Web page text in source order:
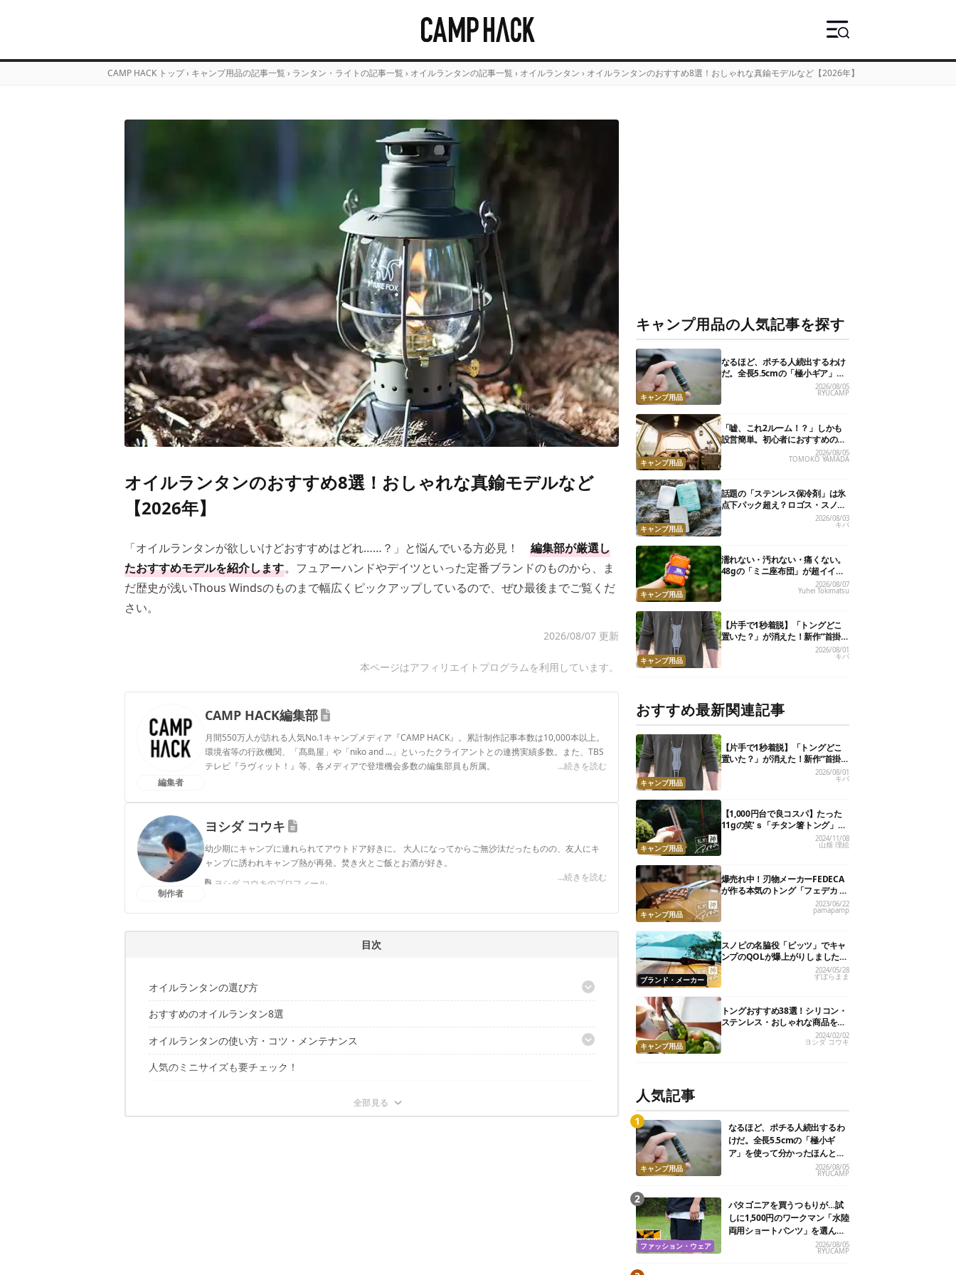
CAMP HACK トップ › キャンプ用品の記事一覧 › ランタン・ライトの記事一覧 › オイルランタンの記事一覧 › オイルランタン › オイルランタンのおすすめ8選！おしゃれな真鍮モデルなど【2026年】
オイルランタンのおすすめ8選！おしゃれな真鍮モデルなど
【2026年】
「オイルランタンが欲しいけどおすすめはどれ……？」と悩んでいる方必見！ 編集部が厳選し
たおすすめモデルを紹介します。フュアーハンドやデイツといった定番ブランドのものから、ま
だ歴史が浅いThous Windsのものまで幅広くピックアップしているので、ぜひ最後までご覧くだ
さい。
2026/08/07 更新
本ページはアフィリエイトプログラムを利用しています。
編集者
CAMP HACK編集部
月間550万人が訪れる人気No.1キャンプメディア『CAMP HACK』。累計制作記事本数は10,000本以上。
環境省等の行政機関、「髙島屋」や「niko and ...」といったクライアントとの連携実績多数。また、TBS
テレビ『ラヴィット！』等、各メディアで登壇機会多数の編集部員も所属。
...続きを読む
制作者
ヨシダ コウキ
幼少期にキャンプに連れられてアウトドア好きに。 大人になってからご無沙汰だったものの、友人にキ
ャンプに誘われキャンプ熱が再発。焚き火とご飯とお酒が好き。
...続きを読む
ヨシダ コウキのプロフィール
目次
オイルランタンの選び方
1. 明るさを目的にするなら、6ルクス以上を選ぼう
2. 手軽な「非加圧式」か、手間を楽しむ「加圧式」か
3. 灯油やパラフィンオイルなど燃料を確認しよう
4. タンク容量は1泊2日なら100mlを目安に
5. 芯は主流の平か、光のやわらかい棒か
おすすめのオイルランタン8選
オイルランタンの使い方・コツ・メンテナンス
点け方
メンテナンス
人気のミニサイズも要チェック！
オイルランタンの人気売れ筋ランキング
キャンプ用品の人気記事を探す
キャンプ用品
なるほど、ポチる人続出するわけ
だ。全長5.5cmの「極小ギア」を
使って分かったほんとの魅力2026/08/05
RYUCAMP
キャンプ用品
「嘘、これ2ルーム！？」しかも
設営簡単。初心者におすすめの最
新“おしゃれ広々テント”7選2026/08/05
TOMOKO YAMADA
キャンプ用品
話題の「ステンレス保冷剤」は氷
点下パック超え？ロゴス・スノー
ピーク・爆売れノーブランド品を
比べてみた
2026/08/03
キバ
キャンプ用品
濡れない・汚れない・痛くない。
48gの「ミニ座布団」が超イイ具
合
2026/08/07
Yuhei Tokimatsu
キャンプ用品
【片手で1秒着脱】「トングどこ
置いた？」が消えた！新作“首掛
けトング”、男心くすぐるギミッ
2026/08/01
キバ
おすすめ最新関連記事
キャンプ用品
【片手で1秒着脱】「トングどこ
置いた？」が消えた！新作“首掛
けトング”、男心くすぐるギミッ
2026/08/01
キバ
キャンプ用品
【1,000円台で良コスパ】たった
11gの笑’ｓ「チタン箸トング」
が、キャンプ飯のストレスを解消
2024/11/08
山畑 理絵
キャンプ用品
爆売れ中！刃物メーカーFEDECA
が作る本気のトング「フェデカ ク
レバートング」【私的神アイテ
2023/06/22
pamapamp
ブランド・メーカー
スノピの名脇役「ピッツ」でキャ
ンプのQOLが爆上がりしました
【私的神アイテム】
2024/05/28
ずぼらまま
キャンプ用品
トングおすすめ38選！シリコン・
ステンレス・おしゃれな商品を紹
介
2024/02/02
ヨシダ コウキ
人気記事
キャンプ用品
なるほど、ポチる人続出するわ
けだ。全長5.5cmの「極小ギ
ア」を使って分かったほんとの
2026/08/05
RYUCAMP
ファッション・ウェア
パタゴニアを買うつもりが…試
しに1,500円のワークマン「水陸
両用ショートパンツ」を選んだ
2026/08/05
RYUCAMP